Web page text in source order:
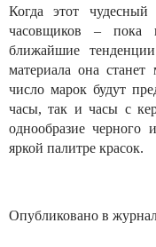
Когда этот
часовщиков – пока
ближайшие
материала она
число марок будут
часы, так и часы с
однообразие черного
яркой палитре красок.
Опубликовано в